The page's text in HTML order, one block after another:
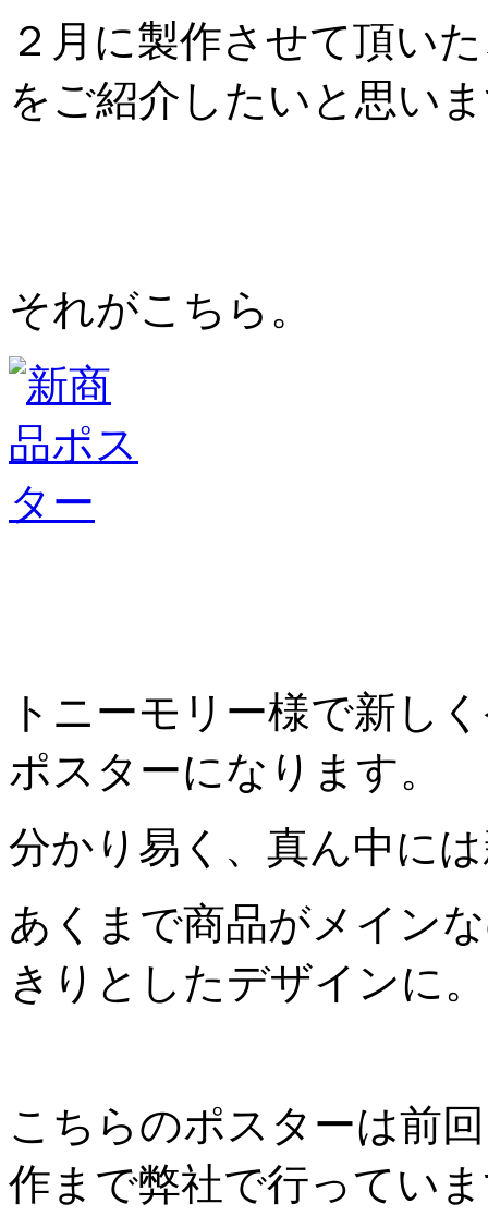
２月に製作させて頂い
をご紹介したいと思い
それがこちら。
トニーモリー様で新し
ポスターになります。
分かり易く、真ん中に
あくまで商品がメイン
きりとしたデザインに。
こちらのポスターは前
作まで弊社で行ってい